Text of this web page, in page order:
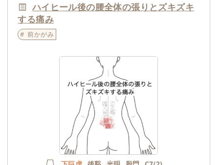
ハイヒール後の腰全体の張りとズキズキ
する痛み
前かがみ